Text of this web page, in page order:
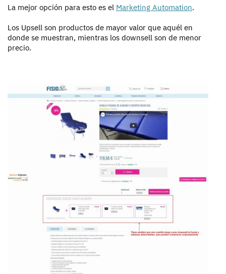
La mejor opción para esto es el Marketing Automation.
Los Upsell son productos de mayor valor que aquél en
donde se muestran, mientras los downsell son de menor
precio.